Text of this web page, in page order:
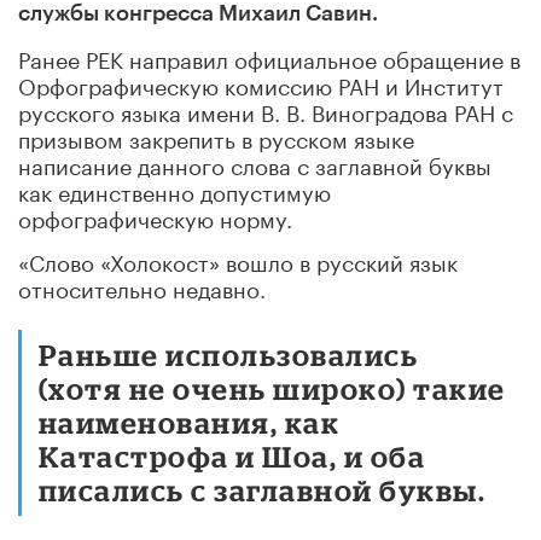
службы конгресса Михаил Савин.
Ранее РЕК направил официальное обращение в
Орфографическую комиссию РАН и Институт
русского языка имени В. В. Виноградова РАН с
призывом закрепить в русском языке
написание данного слова с заглавной буквы
как единственно допустимую
орфографическую норму.
«Слово «Холокост» вошло в русский язык
относительно недавно.
Раньше использовались
(хотя не очень широко) такие
наименования, как
Катастрофа и Шоа, и оба
писались с заглавной буквы.